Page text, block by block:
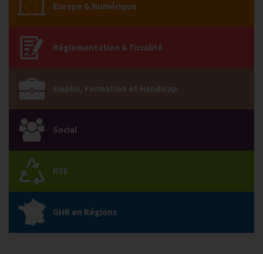
Europe & Numérique
Réglementation & fiscalité
Emploi, Formation et Handicap
Social
RSE
GHR en Régions